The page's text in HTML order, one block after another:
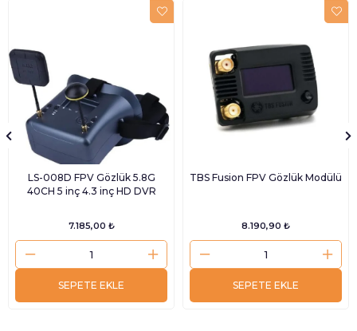
LS-008D FPV Gözlük 5.8G
40CH 5 inç 4.3 inç HD DVR
7.185,00 ₺
SEPETE EKLE
TBS Fusion FPV Gözlük Modülü
8.190,90 ₺
SEPETE EKLE